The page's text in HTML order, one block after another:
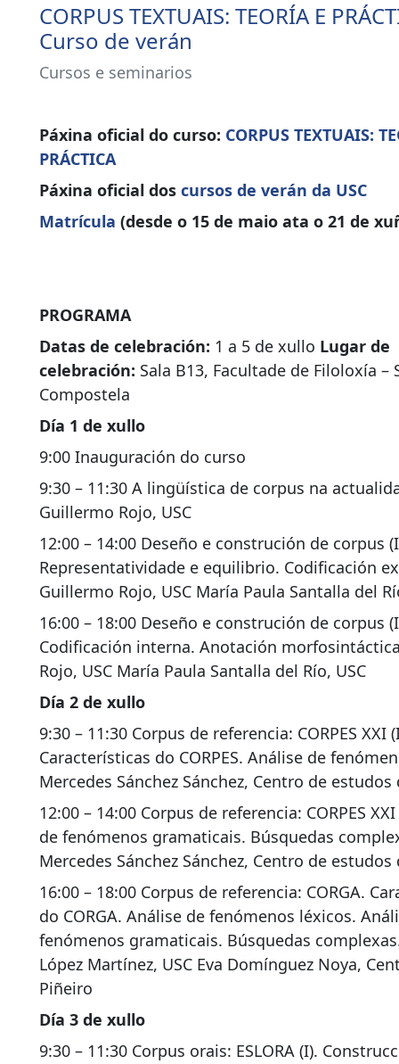
CORPUS TEXTUAIS: TEORÍA E
Curso de verán
Cursos e seminarios
Páxina oficial do curso: CORPUS TEXTUAIS:
PRÁCTICA
Páxina oficial dos cursos de verán da USC
Matrícula (desde o 15 de maio ata o 21 de
PROGRAMA
Datas de celebración: 1 a 5 de xullo Lugar de
celebración: Sala B13, Facultade de Filoloxía –
Compostela
Día 1 de xullo
9:00 Inauguración do curso
9:30 – 11:30 A lingüística de corpus na
Guillermo Rojo, USC
12:00 – 14:00 Deseño e construción de corpus
Representatividade e equilibrio. Codificación
Guillermo Rojo, USC María Paula Santalla del
16:00 – 18:00 Deseño e construción de corpus
Codificación interna. Anotación
Rojo, USC María Paula Santalla del Río, USC
Día 2 de xullo
9:30 – 11:30 Corpus de referencia: CORPES XXI
Características do CORPES. Análise de
Mercedes Sánchez Sánchez, Centro de estudos
12:00 – 14:00 Corpus de referencia: CORPES
de fenómenos gramaticais. Búsquedas
Mercedes Sánchez Sánchez, Centro de estudos
16:00 – 18:00 Corpus de referencia: CORGA.
do CORGA. Análise de fenómenos léxicos.
fenómenos gramaticais. Búsquedas
López Martínez, USC Eva Domínguez Noya,
Piñeiro
Día 3 de xullo
9:30 – 11:30 Corpus orais: ESLORA (I).